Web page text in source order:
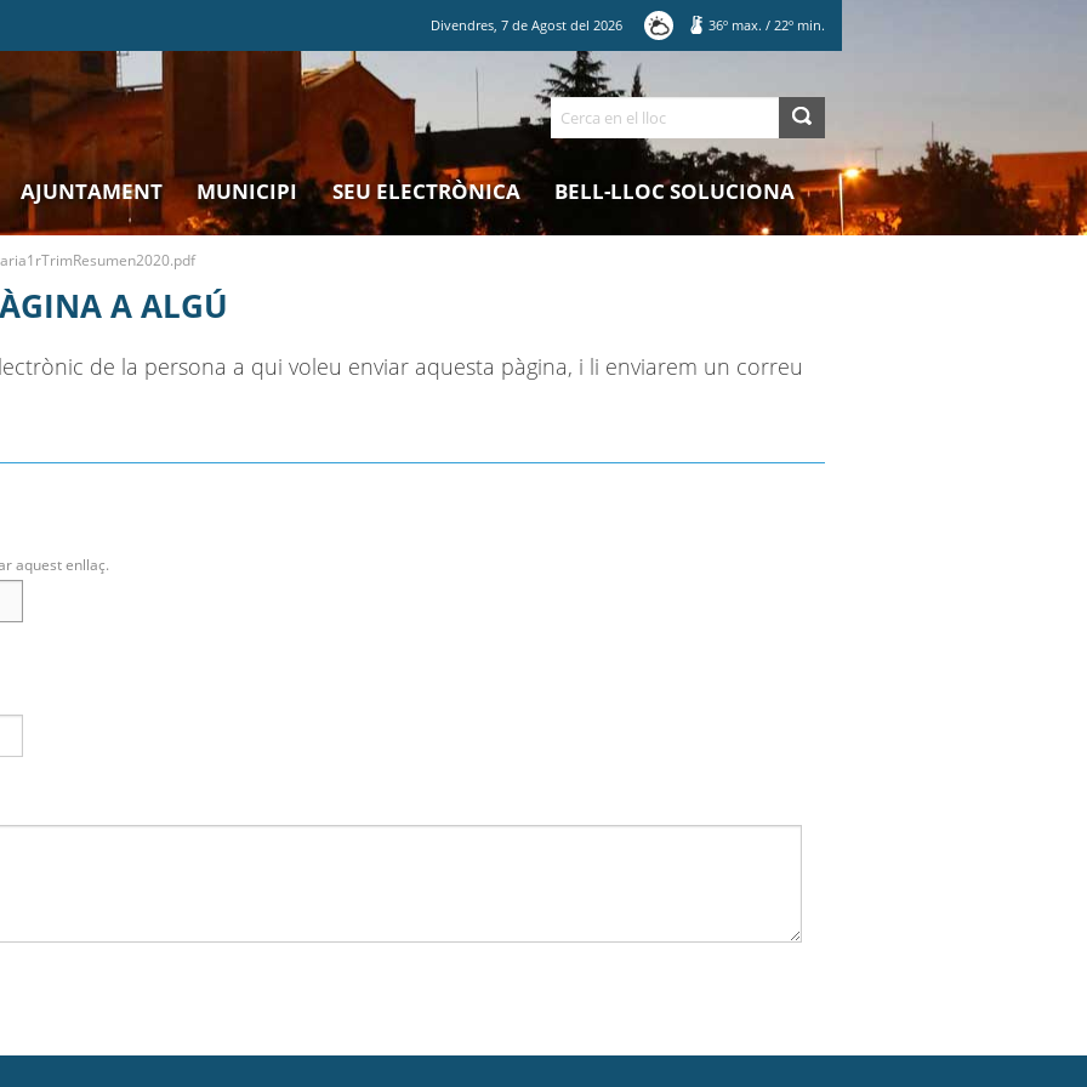
Divendres,7 deAgost del2026 36º max. / 22º min.
Cerca
AJUNTAMENT MUNICIPI SEU ELECTRÒNICA BELL-LLOC SOLUCIONA
A ALGÚ
de la persona a qui voleu enviar aquesta pàgina, i li enviarem un correu
aquest enllaç.